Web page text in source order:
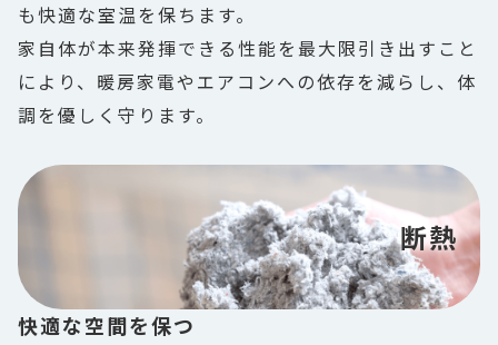
も快適な室温を保ちます。
家自体が本来発揮できる性能を最大限引き出すこと
により、暖房家電やエアコンへの依存を減らし、体
調を優しく守ります。
断熱
快適な空間を保つ